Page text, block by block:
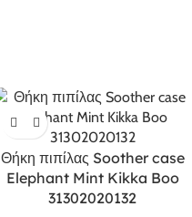
Θήκη πιπίλας Soother case
Elephant Mint Kikka Boo
31302020132